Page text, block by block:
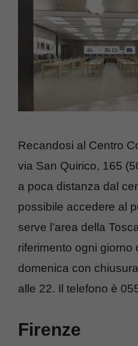
Recandosi al Centro
via San Quirico, 165
a poca distanza dal
possibile accedere al
serve l’area della
riferimento ogni giorno
domenica con
alle 22. Il telefono è
Firenze